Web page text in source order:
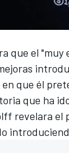
que el "muy
que él
que ha
revelara el